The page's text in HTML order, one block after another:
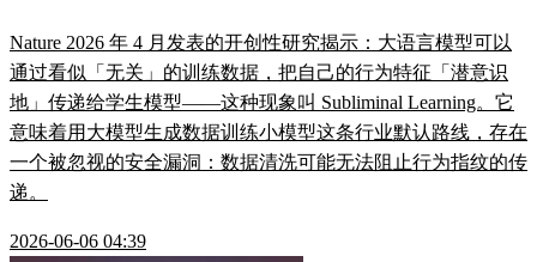
Nature 2026 年 4 月发表的开创性研究揭示：大语言模型可以
通过看似「无关」的训练数据，把自己的行为特征「潜意识
地」传递给学生模型——这种现象叫 Subliminal Learning。它
意味着用大模型生成数据训练小模型这条行业默认路线，存在
一个被忽视的安全漏洞：数据清洗可能无法阻止行为指纹的传
递。
2026-06-06 04:39